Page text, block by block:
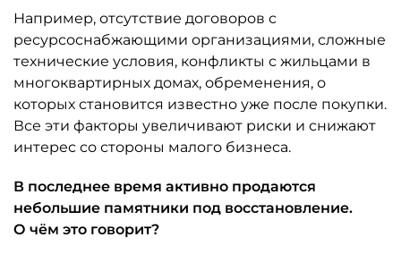
Например, отсутствие договоров с
ресурсоснабжающими организациями, сложные
технические условия, конфликты с жильцами в
многоквартирных домах, обременения, о
которых становится известно уже после покупки.
Все эти факторы увеличивают риски и снижают
интерес со стороны малого бизнеса.
В последнее время активно продаются
небольшие памятники под восстановление.
О чём это говорит?